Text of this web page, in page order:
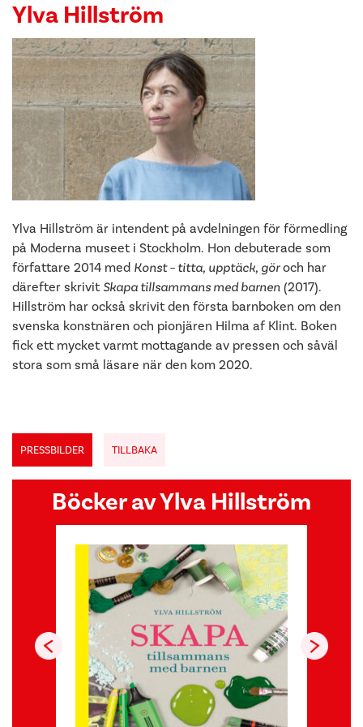
Ylva Hillström
Ylva Hillström är intendent på avdelningen för förmedling
på Moderna museet i Stockholm. Hon debuterade som
författare 2014 med Konst – titta, upptäck, göroch har
därefter skrivitSkapa tillsammans med barnen (2017).
Hillström har också skrivit den första barnboken om den
svenska konstnären och pionjären Hilma af Klint. Boken
fick ett mycket varmt mottagande av pressen och såväl
stora som små läsare när den kom 2020.
PRESSBILDER TILLBAKA
Böcker av Ylva Hillström